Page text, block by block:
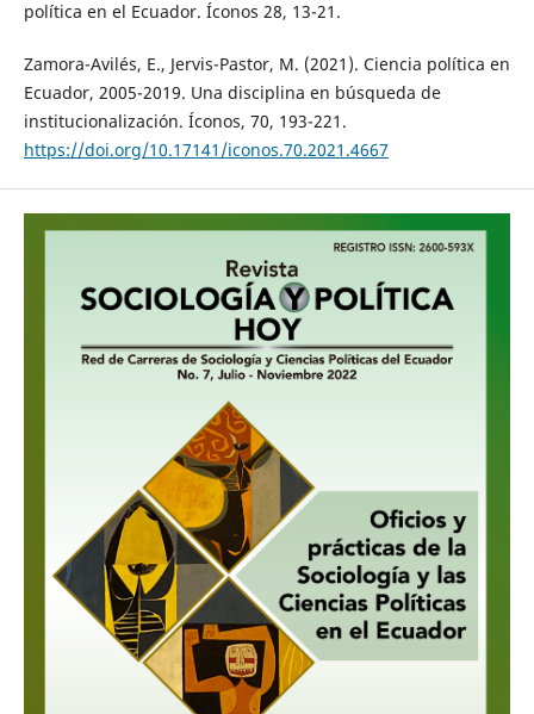
política en el Ecuador. Íconos 28, 13-21.
Zamora-Avilés, E., Jervis-Pastor, M. (2021). Ciencia política en
Ecuador, 2005-2019. Una disciplina en búsqueda de
institucionalización. Íconos, 70, 193-221.
https://doi.org/10.17141/iconos.70.2021.4667